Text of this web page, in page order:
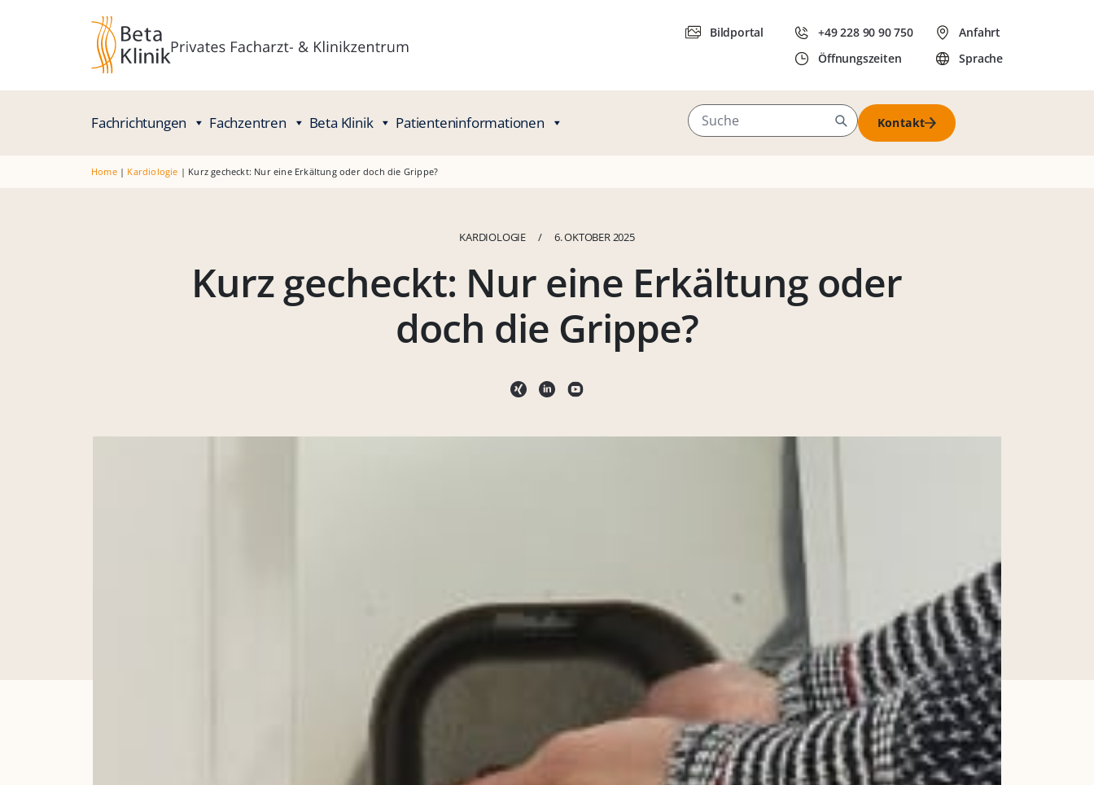
Bildportal
+49 228 90 90 750
Öffnungszeiten
Anfahrt
Sprache
Fachrichtungen Fachzentren Beta Klinik Patienteninformationen Kontakt
Home| Kardiologie | Kurz gecheckt: Nur eine Erkältung oder doch die Grippe?
KARDIOLOGIE / 6. OKTOBER 2025
Kurz gecheckt: Nur eine Erkältung oder
doch die Grippe?